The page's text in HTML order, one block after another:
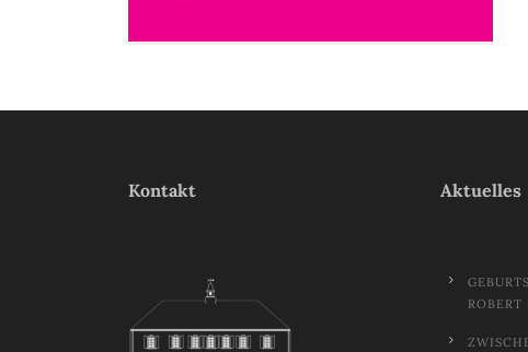
Kontakt Aktuelles
ROBERT